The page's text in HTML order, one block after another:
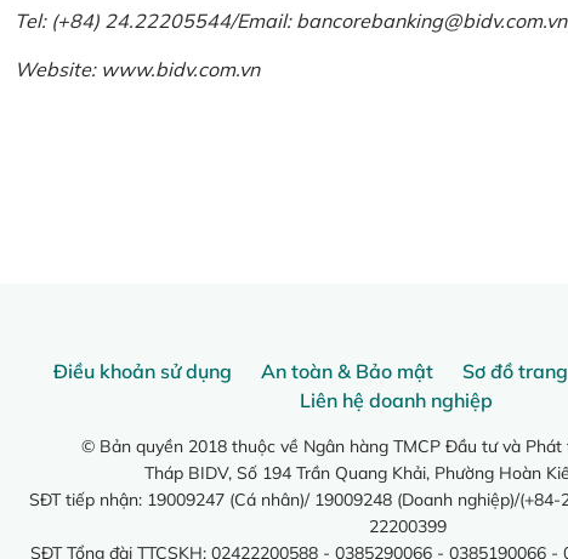
Tel: (+84) 24.22205544/Email: bancorebanking@bidv.com.vn
Website: www.bidv.com.vn
Điều khoản sử dụng An toàn & Bảo mật Sơ đồ trang
Liên hệ doanh nghiệp
© Bản quyền 2018 thuộc về Ngân hàng TMCP Đầu tư và Phát
Tháp BIDV, Số 194 Trần Quang Khải, Phường Hoàn
SĐT tiếp nhận: 19009247 (Cá nhân)/ 19009248 (Doanh nghiệp)/
22200399
SĐT Tổng đài TTCSKH: 02422200588 - 0385290066 - 0385190066